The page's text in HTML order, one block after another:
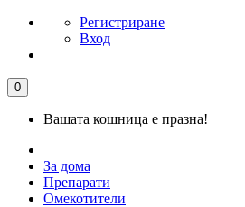
Регистриране
Вход
0
Вашата кошница е празна!
За дома
Препарати
Омекотители